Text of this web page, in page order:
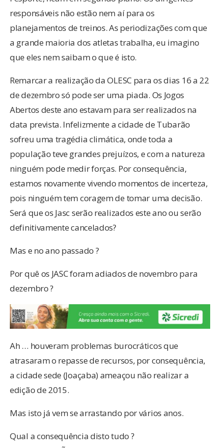
responsáveis não estão nem aí para os
planejamentos de treinos. As periodizações com que
a grande maioria dos atletas trabalha, eu imagino
que eles nem saibam o que é isto.
Remarcar a realização da OLESC para os dias 16 a 22
de dezembro só pode ser uma piada. Os Jogos
Abertos deste ano estavam para ser realizados na
data prevista. Infelizmente a cidade de Tubarão
sofreu uma tragédia climática, onde toda a
população teve grandes prejuízos, e com a natureza
ninguém pode medir forças. Por consequência,
estamos novamente vivendo momentos de incerteza,
pois ninguém tem coragem de tomar uma decisão.
Será que os Jasc serão realizados este ano ou serão
definitivamente cancelados?
Mas e no ano passado ?
Por quê os JASC foram adiados de novembro para
dezembro ?
Ah … houveram problemas burocráticos que
atrasaram o repasse de recursos, por consequência,
a cidade sede (Joaçaba) ameaçou não realizar a
edição de 2015.
Mas isto já vem se arrastando por vários anos.
Qual a consequência disto tudo ?